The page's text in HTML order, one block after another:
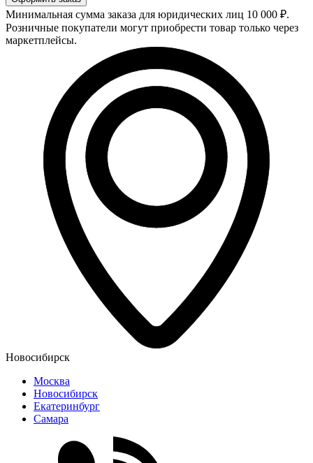
Минимальная сумма заказа для юридических лиц 10 000 ₽.
Розничные покупатели могут приобрести товар только через
маркетплейсы.
Новосибирск
Москва
Новосибирск
Екатеринбург
Самара